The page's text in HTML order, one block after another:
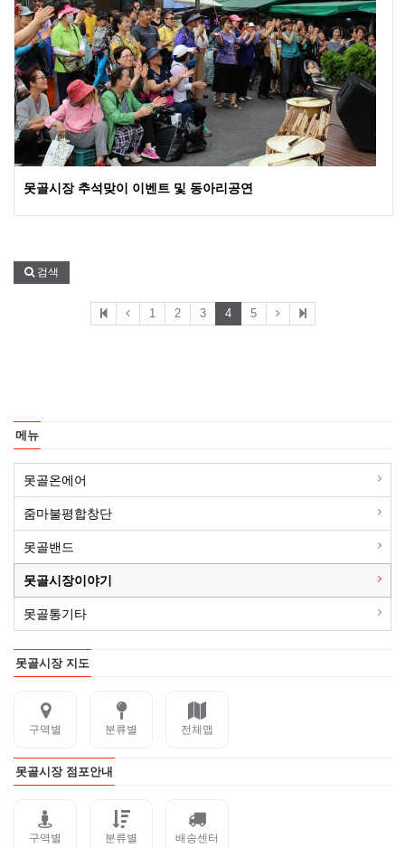
못골시장 추석맞이 이벤트 및 동아리공연
검색
1 2 3 4 5
메뉴
못골온에어
줌마불평합창단
못골밴드
못골시장이야기
못골통기타
못골시장 지도
구역별 분류별 전체맵
못골시장 점포안내
구역별 분류별 배송센터